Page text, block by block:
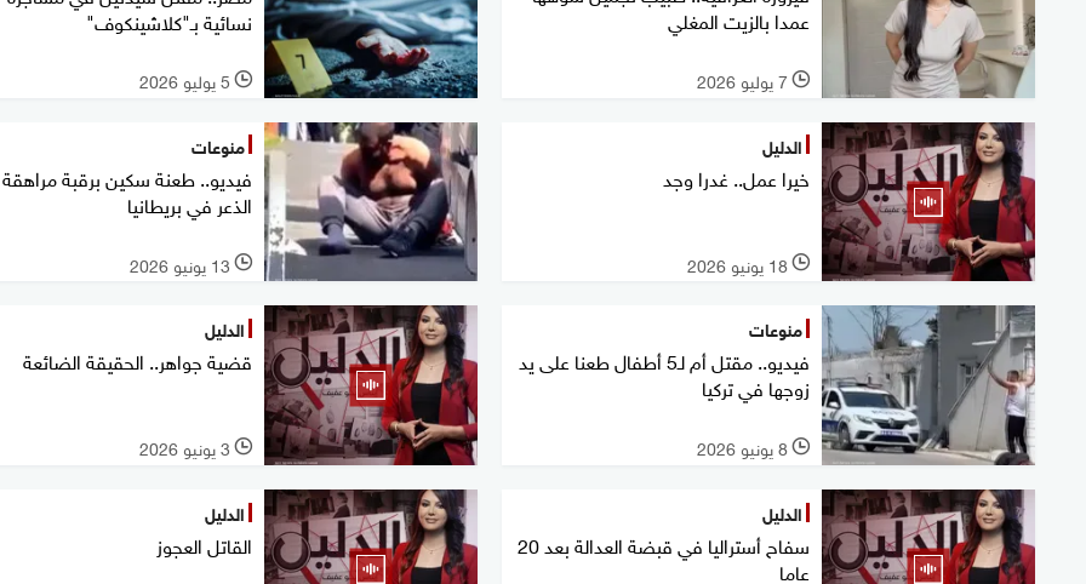
عمدا بالزيت المغلي
l 7 يوليو 2026
نسائية بـ"كلاشينكوف"
l 5 يوليو 2026
الدليل
خيرا عمل.. غدرا وجد
l 18 يونيو 2026
منوعات
فيديو.. طعنة سكين برقبة مراهقة
الذعر في بريطانيا
l 13 يونيو 2026
منوعات
فيديو.. مقتل أم لـ5 أطفال طعنا على يد
زوجها في تركيا
l 8 يونيو 2026
الدليل
قضية جواهر.. الحقيقة الضائعة
l 3 يونيو 2026
الدليل
سفاح أستراليا في قبضة العدالة بعد 20
عاما
الدليل
القاتل العجوز